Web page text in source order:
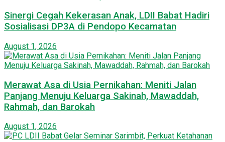
Sinergi Cegah Kekerasan Anak, LDII Babat Hadiri
Sosialisasi DP3A di Pendopo Kecamatan
August 1, 2026
Merawat Asa di Usia Pernikahan: Meniti Jalan
Panjang Menuju Keluarga Sakinah, Mawaddah,
Rahmah, dan Barokah
August 1, 2026